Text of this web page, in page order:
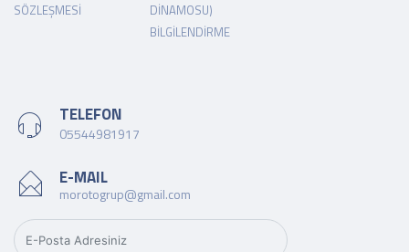
SÖZLEŞMESI
DINAMOSU)
BILGILENDIRME
TELEFON
05544981917
E-MAIL
morotogrup@gmail.com